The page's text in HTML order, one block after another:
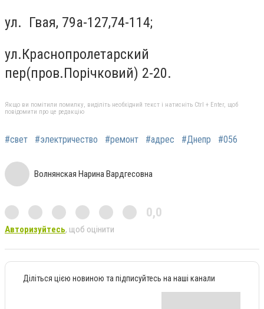
ул. Гвая, 79а-127,74-114;
ул.Краснопролетарский
пер(пров.Порічковий) 2-20.
Якщо ви помітили помилку, виділіть необхідний текст і натисніть Ctrl + Enter, щоб
повідомити про це редакцію
#свет #электричество #ремонт #адрес #Днепр #056
Волнянская Нарина Вардгесовна
0,0
Авторизуйтесь, щоб оцінити
Діліться цією новиною та підписуйтесь на наші канали